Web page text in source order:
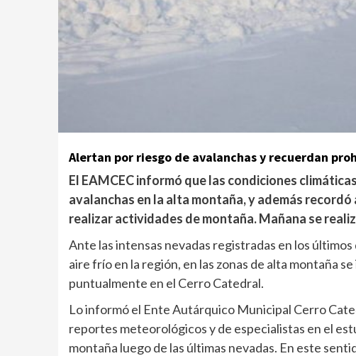
Alertan por riesgo de avalanchas y recuerdan
El EAMCEC informó que las condiciones
avalanchas en la alta montaña, y además
realizar actividades de montaña. Mañana se
Ante las intensas nevadas registradas en los
aire frío en la región, en las zonas de alta montaña
puntualmente en el Cerro Catedral.
Lo informó el Ente Autárquico Municipal Cerro
reportes meteorológicos y de especialistas en el
montaña luego de las últimas nevadas. En este